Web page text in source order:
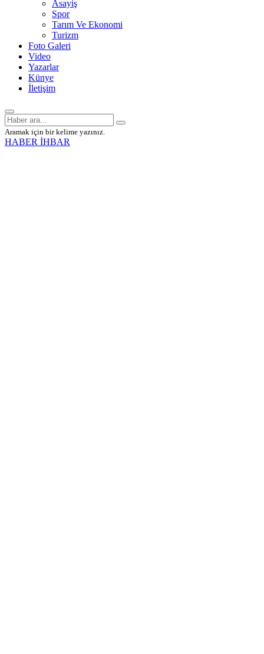
Asayiş
Spor
Tarım Ve Ekonomi
Turizm
Foto Galeri
Video
Yazarlar
Künye
İletişim
Aramak için bir kelime yazınız.
HABER İHBAR